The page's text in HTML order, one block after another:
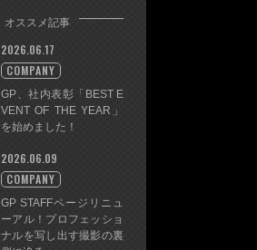
オススメ記事
GP、社内表彰「BEST E
VENT OF THE YEAR」
を始めました！
2026.06.17
COMPANY
GP STAFFページリニュ
ーアル！プロフェッショ
ナルを写し出す撮影の裏
2026.06.09
COMPANY